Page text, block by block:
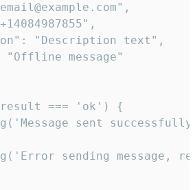
"Description text",
"Offline message"
=== 'ok') {
sent
sending message,